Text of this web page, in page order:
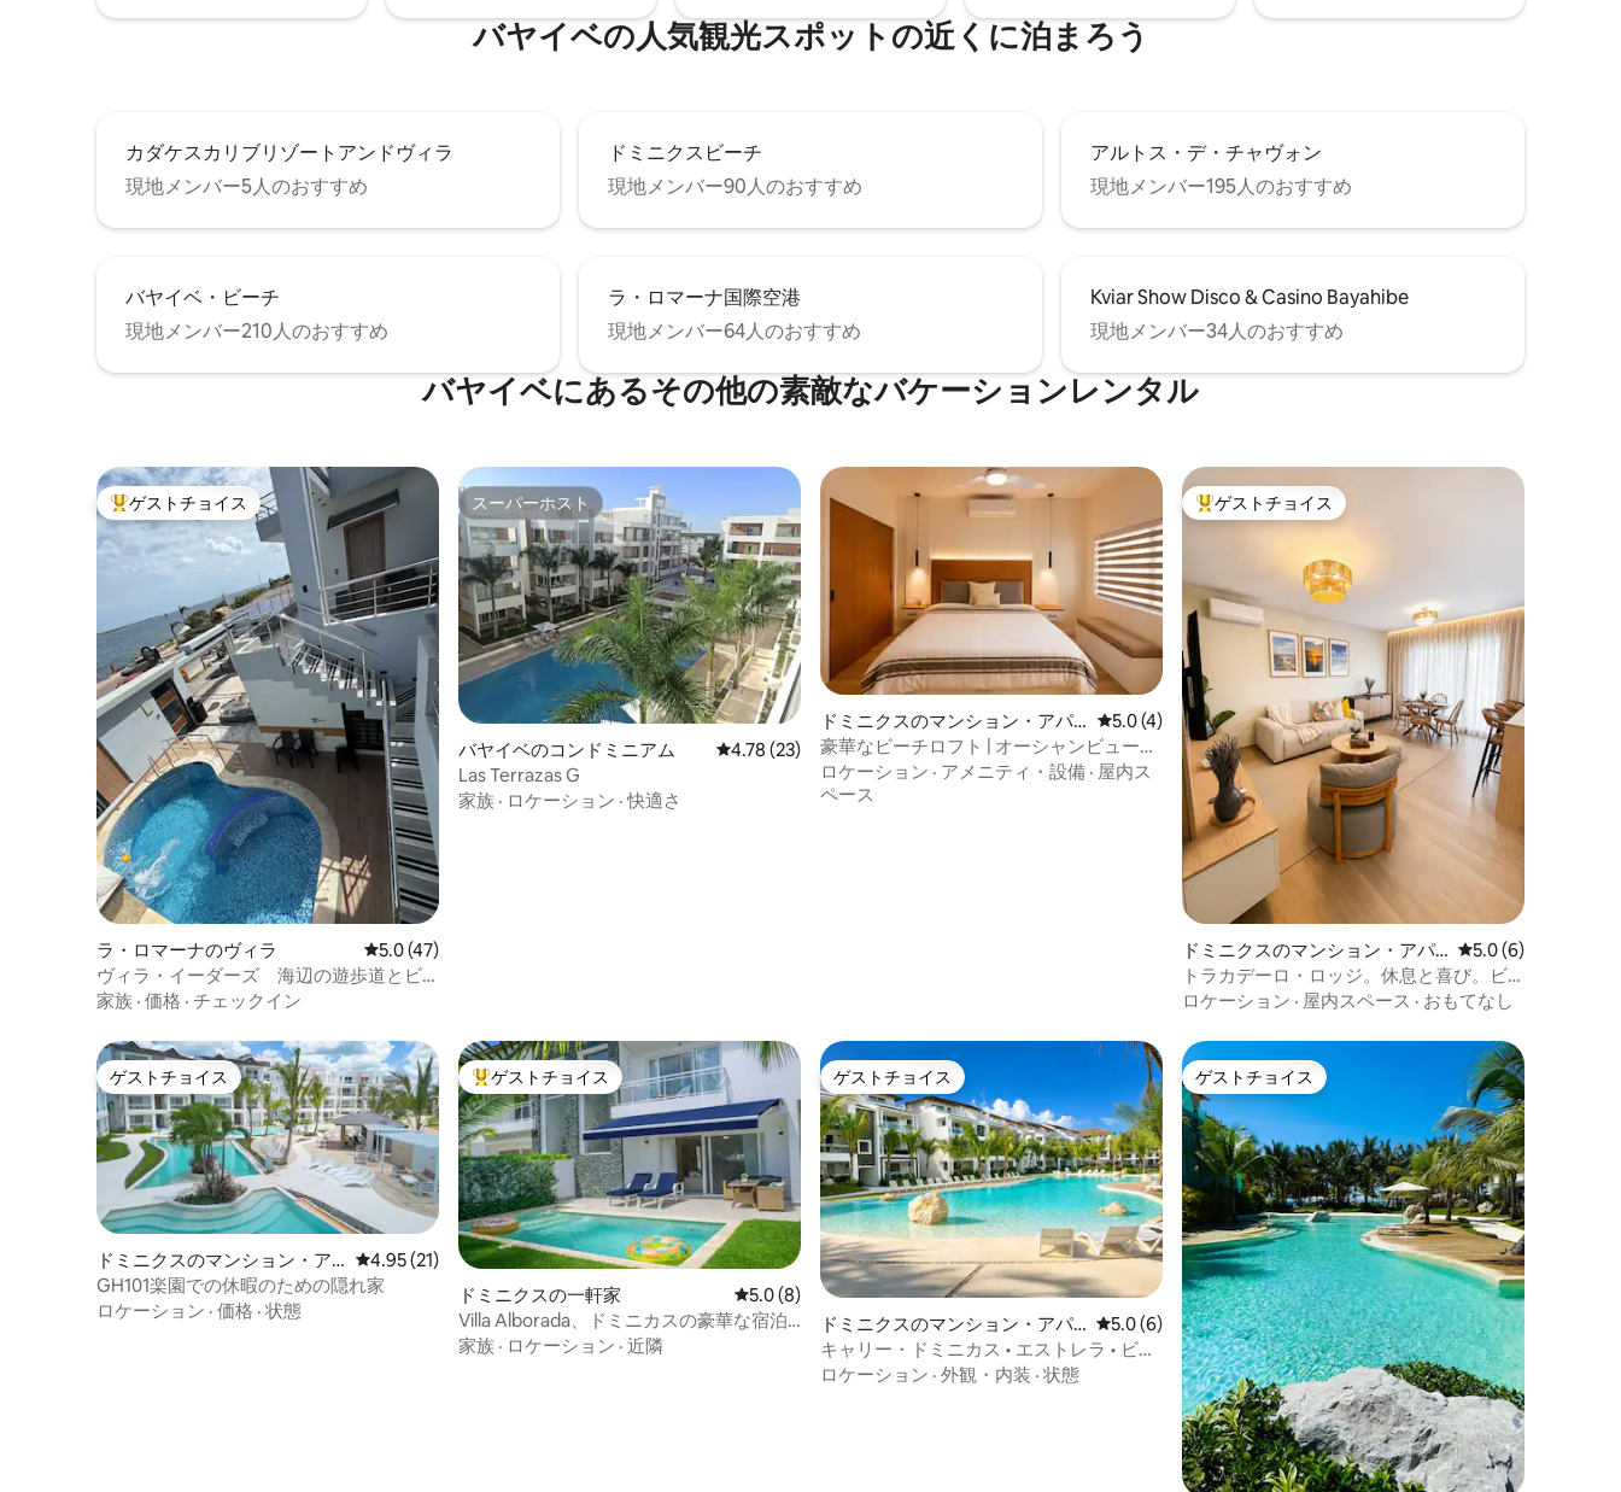
バヤイベの人気観光スポットの近くに泊まろう
カダケスカリブリゾートアンドヴィラ
現地メンバー5人のおすすめ
ドミニクスビーチ
現地メンバー90人のおすすめ
アルトス・デ・チャヴォン
現地メンバー195人のおすすめ
バヤイベ・ビーチ
現地メンバー210人のおすすめ
ラ・ロマーナ国際空港
現地メンバー64人のおすすめ
Kviar Show Disco & Casino Bayahibe
現地メンバー34人のおすすめ
バヤイベにあるその他の素敵なバケーションレンタル
大好評のゲストチョイスです。
ゲストチョイス
ラ・ロマーナのヴィラ レビュー47件、5つ星中5.0つ星の平均評価
5.0 (47)
ヴィラ・イーダーズ 海辺の遊歩道とビ
ーチ/入り江の正面
家族 · 価格 · チェックイン
スーパーホスト
スーパーホスト
バヤイベのコンドミニアム レビュー23件、5つ星中4.78つ星の平均評価
4.78 (23)
Las Terrazas G
家族 · ロケーション ·快適さ
ドミニクスのマンション・アパ
ート
レビュー4件、5つ星中5.0つ星の平均評価
5.0 (4)
豪華なビーチロフト | オーシャンビュー＆
リゾートプール
ロケーション · アメニティ・設備 · 屋内ス
ペース
大好評のゲストチョイスです。
ゲストチョイス
ドミニクスのマンション・アパ
ート
レビュー6件、5つ
5.0 (6)
トラカデーロ・ロッジ。休息と喜び。ビ
ーチクラブ
ロケーション · 屋内スペース · おもてなし
ゲストチョイス
ゲストチョイス
ドミニクスのマンション・ア
パート
レビュー21件、5つ星中4.95つ星の平均評価
4.95 (21)
GH101楽園での休暇のための隠れ家
ロケーション · 価格 · 状態
大好評のゲストチョイスです。
ゲストチョイス
ドミニクスの一軒家 レビュー8件、5つ星中5.0つ星の平均評価
5.0 (8)
Villa Alborada、ドミニカスの豪華な宿泊
施設
家族 · ロケーション · 近隣
ゲストチョイス
ゲストチョイス
ドミニクスのマンション・アパ
ート
レビュー6件、5つ星中5.0つ星の平均評価
5.0 (6)
キャリー・ドミニカス • エストレラ • ビー
チまで徒歩10分
ロケーション · 外観・内装 · 状態
ゲストチョイス
ゲストチョイス